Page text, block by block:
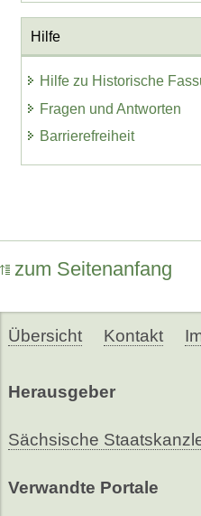
Hilfe
Hilfe zu Historische
Fragen und Antworten
Barrierefreiheit
zum Seitenanfang
Übersicht Kontakt
Herausgeber
Sächsische
Verwandte Portale